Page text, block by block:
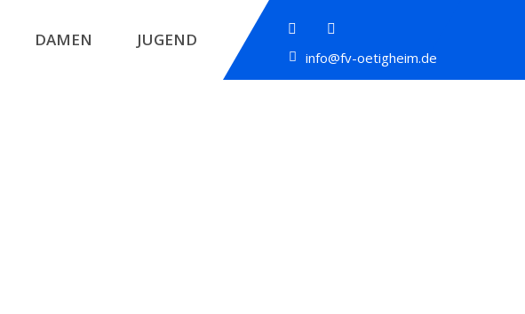
info@fv-oetigheim.de
DAMEN JUGEND